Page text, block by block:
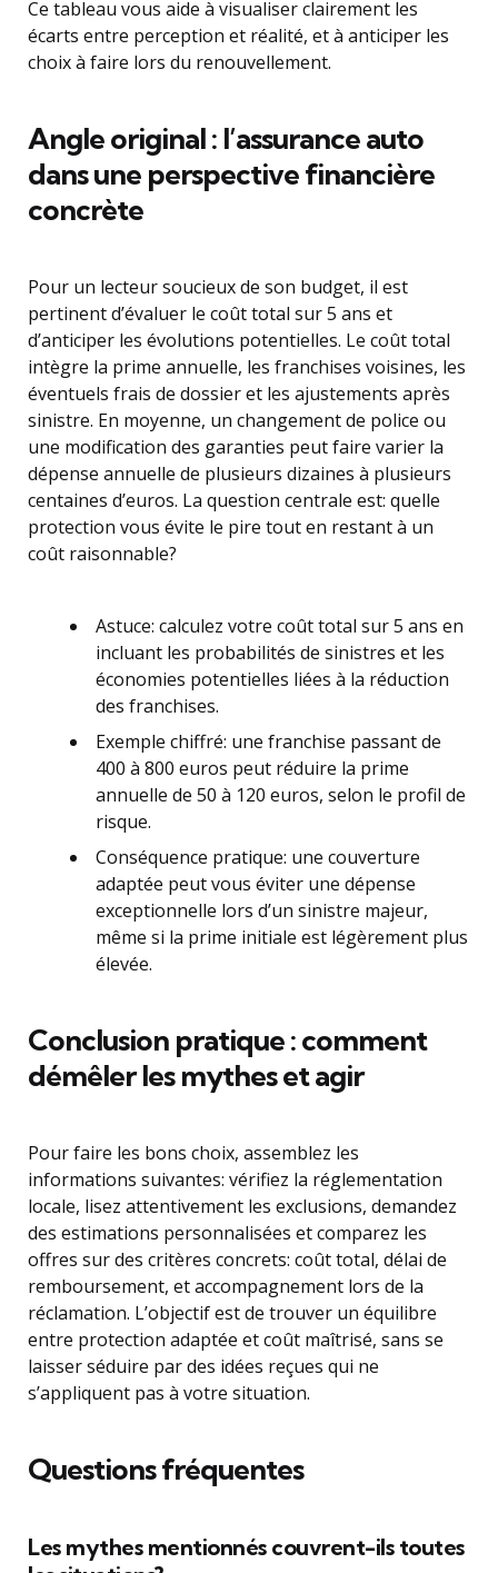
Ce tableau vous aide à visualiser clairement les
écarts entre perception et réalité, et à anticiper les
choix à faire lors du renouvellement.
Angle original : l’assurance auto
dans une perspective financière
concrète
Pour un lecteur soucieux de son budget, il est
pertinent d’évaluer le coût total sur 5 ans et
d’anticiper les évolutions potentielles. Le coût total
intègre la prime annuelle, les franchises voisines, les
éventuels frais de dossier et les ajustements après
sinistre. En moyenne, un changement de police ou
une modification des garanties peut faire varier la
dépense annuelle de plusieurs dizaines à plusieurs
centaines d’euros. La question centrale est: quelle
protection vous évite le pire tout en restant à un
coût raisonnable?
Astuce: calculez votre coût total sur 5 ans en
incluant les probabilités de sinistres et les
économies potentielles liées à la réduction
des franchises.
Exemple chiffré: une franchise passant de
400 à 800 euros peut réduire la prime
annuelle de 50 à 120 euros, selon le profil de
risque.
Conséquence pratique: une couverture
adaptée peut vous éviter une dépense
exceptionnelle lors d’un sinistre majeur,
même si la prime initiale est légèrement plus
élevée.
Conclusion pratique : comment
démêler les mythes et agir
Pour faire les bons choix, assemblez les
informations suivantes: vérifiez la réglementation
locale, lisez attentivement les exclusions, demandez
des estimations personnalisées et comparez les
offres sur des critères concrets: coût total, délai de
remboursement, et accompagnement lors de la
réclamation. L’objectif est de trouver un équilibre
entre protection adaptée et coût maîtrisé, sans se
laisser séduire par des idées reçues qui ne
s’appliquent pas à votre situation.
Questions fréquentes
Les mythes mentionnés couvrent-ils toutes